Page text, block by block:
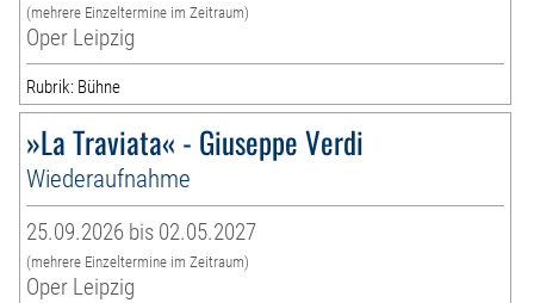
(mehrere Einzeltermine im Zeitraum)
Oper Leipzig
Rubrik: Bühne
»La Traviata« - Giuseppe Verdi
Wiederaufnahme
25.09.2026 bis 02.05.2027
(mehrere Einzeltermine im Zeitraum)
Oper Leipzig